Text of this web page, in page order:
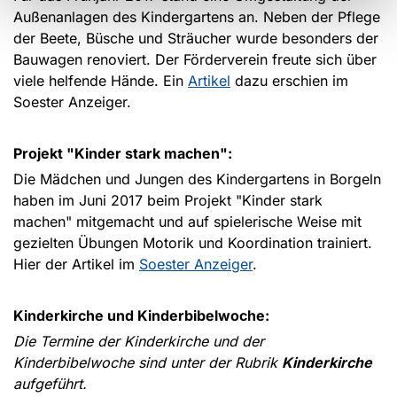
Außenanlagen des Kindergartens an. Neben der Pflege
der Beete, Büsche und Sträucher wurde besonders der
Bauwagen renoviert. Der Förderverein freute sich über
viele helfende Hände. Ein Artikel dazu erschien im
Soester Anzeiger.
Projekt "Kinder stark machen":
Die Mädchen und Jungen des Kindergartens in Borgeln
haben im Juni 2017 beim Projekt "Kinder stark
machen" mitgemacht und auf spielerische Weise mit
gezielten Übungen Motorik und Koordination trainiert.
Hier der Artikel im Soester Anzeiger.
Kinderkirche und Kinderbibelwoche:
Die Termine der Kinderkirche und der
Kinderbibelwoche sind unter der Rubrik Kinderkirche
aufgeführt.